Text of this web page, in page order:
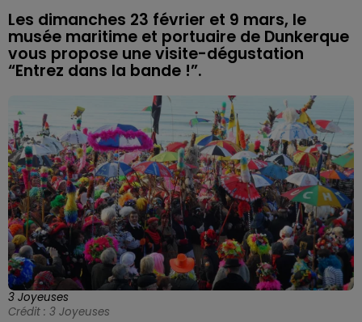
Les dimanches 23 février et 9 mars, le
musée maritime et portuaire de Dunkerque
vous propose une visite-dégustation
“Entrez dans la bande !”.
3 Joyeuses
Crédit : 3 Joyeuses